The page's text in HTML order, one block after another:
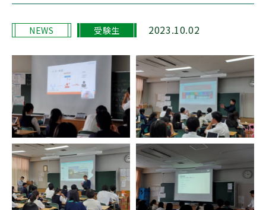
受験生の方へ
デジタルパンフレット
アクセス
新着情報
安全への取り組み
プライバシーポリシー
採用情報
情報公開
90周年記念事業
寄付金の募集について
NEWS 受験生 2023.10.02